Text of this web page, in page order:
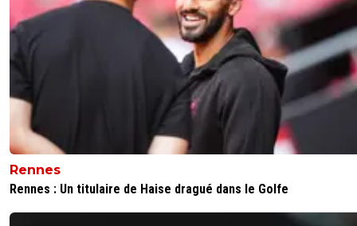
Rennes
Rennes : Un titulaire de Haise dragué dans le Golfe